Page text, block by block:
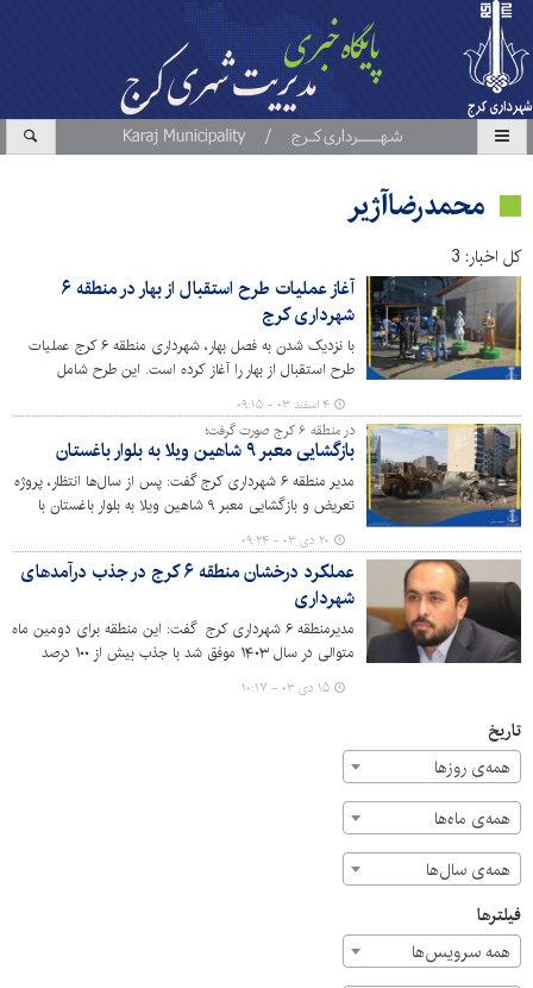
محمدرضاآژیر
کل اخبار: 3
آغاز عملیات طرح استقبال از بهار در منطقه ۶
شهرداری کرج
با نزدیک شدن به فصل بهار، شهرداری منطقه ۶ کرج عملیات
طرح استقبال از بهار را آغاز کرده است. این طرح شامل
پاکسازی، رنگ‌آمیزی، هرس درختان، سم‌پاشی و نصب
المان‌های نوروزی است.
۴ اسفند ۰۳ - ۰۹:۱۵
در منطقه ۶ کرج صورت گرفت؛
بازگشایی معبر ۹ شاهین ویلا به بلوار باغستان
مدیر منطقه ۶ شهرداری کرج گفت: پس از سال‌ها انتظار، پروژه
تعریض و بازگشایی معبر ۹ شاهین ویلا به بلوار باغستان با
پایانی خود نزدیک شد. با افتتاح این معبر، گره ترافیکی مهمی
در منطقه باز خواهد شد و تردد شهروندان به طور قابل توجهی
تسهیل خواهد شد.
۲۰ دی ۰۳ - ۰۹:۲۴
عملکرد درخشان منطقه ۶ کرج در جذب درآمدهای
شهرداری
مدیرمنطقه ۶ شهرداری کرج گفت: این منطقه برای دومین ماه
متوالی در سال ۱۴۰۳ موفق شد با جذب بیش از ۱۰۰ درصد
شهرداری کرج کسب کند.
۱۵ دی ۰۳ - ۱۰:۱۷
تاریخ
همه‌ی روزها
همه‌ی ماه‌ها
همه‌ی سال‌ها
فیلترها
همه سرویس‌ها